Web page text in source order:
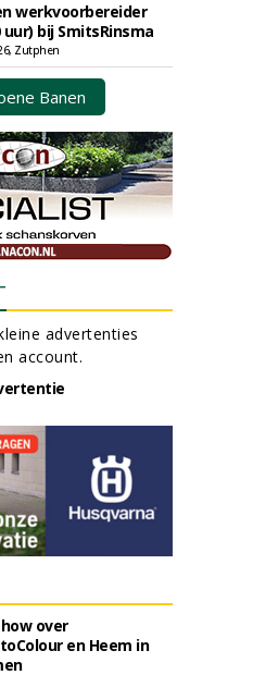
werkvoorbereider
uur) bij SmitsRinsma
Zutphen
Banen
advertenties
account.
over
en Heem in